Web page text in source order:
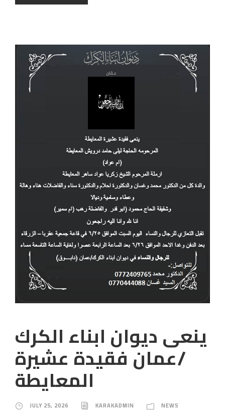
ينعى ديوان ابناء الكرك
/عمان فقيدة عشيرة
المعايطة
JULY 25, 2026 KARAKADMIN NEWS